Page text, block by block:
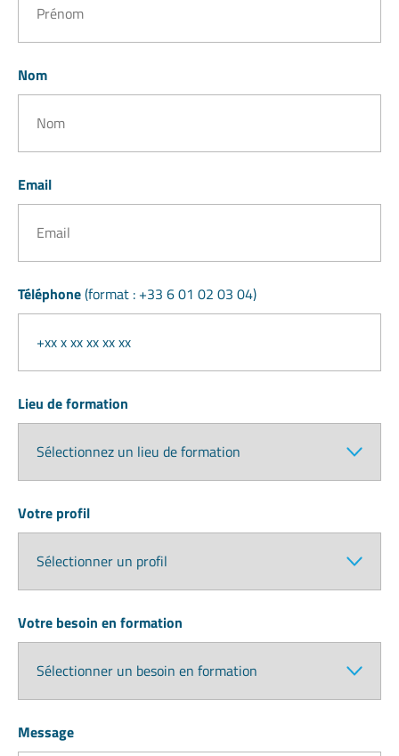
Nom
Email
Téléphone(format : +33 6 01 02 03 04)
Lieu de formation
Votre profil
Votre besoin en formation
Message